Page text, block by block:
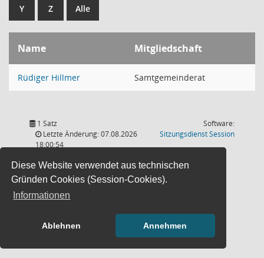
Diese Website verwendet aus technischen
Gründen Cookies (Session-Cookies).
Informationen
Ablehnen Annehmen
Y Z Alle
Name Mitgliedschaft
Rüdiger Hillmer Samtgemeinderat
1 Satz
Letzte Änderung: 07.08.2026
18:00:54
Software:
SitzungsdienstSession(Wird in